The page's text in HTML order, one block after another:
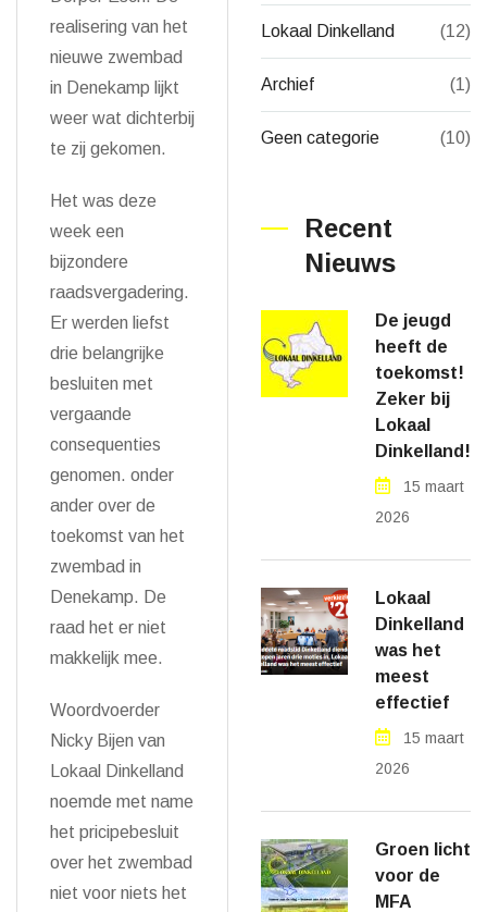
realisering van het
nieuwe zwembad
in Denekamp lijkt
weer wat dichterbij
te zij gekomen.
Het was deze
week een
bijzondere
raadsvergadering.
Er werden liefst
drie belangrijke
besluiten met
vergaande
consequenties
genomen. onder
ander over de
toekomst van het
zwembad in
Denekamp. De
raad het er niet
makkelijk mee.
Woordvoerder
Nicky Bijen van
Lokaal Dinkelland
noemde met name
het pricipebesluit
over het zwembad
niet voor niets het
Lokaal Dinkelland (12)
Archief (1)
Geen categorie (10)
Recent
Nieuws
De jeugd
heeft de
toekomst!
Zeker bij
Lokaal
Dinkelland!
15 maart
2026
Lokaal
Dinkelland
was het
meest
effectief
15 maart
2026
Groen licht
voor de
MFA